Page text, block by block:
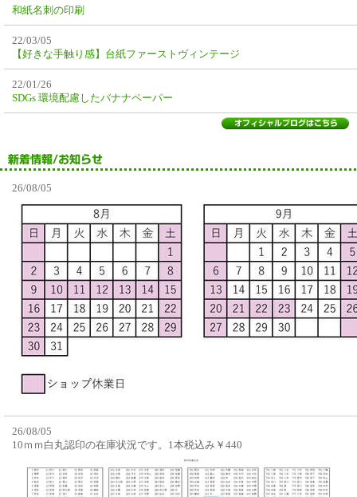
和紙名刺の印刷
22/03/05
【好きな手触り感】台紙ファーストヴィンテージ
22/01/26
SDGs 環境配慮したバナナペーパー
26/08/05
26/08/05
10ｍｍ白丸認印の在庫状況です。1本税込み￥440